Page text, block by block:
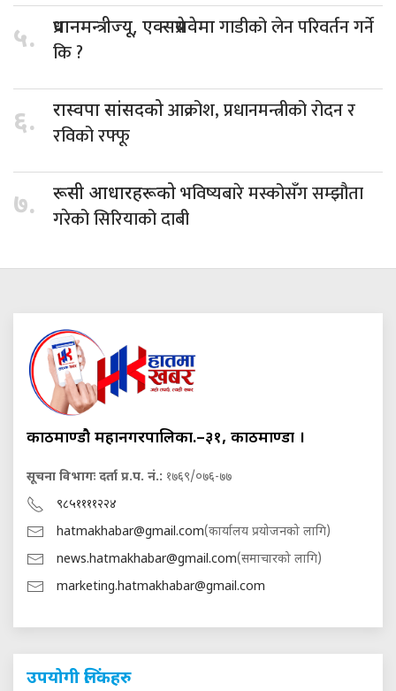
५. प्रधानमन्त्रीज्यू, एक्सप्रेसवेमागाडीको लेन परिवर्तन गर्ने
कि ?
६. रास्वपा सांसदकोआक्रोश, प्रधानमन्त्रीको रोदन र
रविको रफ्फू
७. रूसी आधारहरूकोभविष्यबारे मस्कोसँग सम्झौता
गरेको सिरियाको दाबी
काठमाण्डौ महानगरपालिका.–३१, काठमाण्डौं ।
सूचना विभागः दर्ता प्र.प. नं.: १७६९/०७६-७७
९८५११११२२४
hatmakhabar@gmail.com(कार्यालय प्रयोजनको लागि)
news.hatmakhabar@gmail.com(समाचारको लागि)
marketing.hatmakhabar@gmail.com
उपयोगी लिंकहरु